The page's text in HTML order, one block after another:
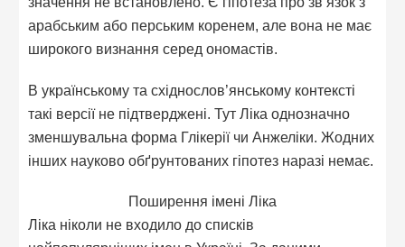
арабським або перським коренем, але вона не має
широкого визнання серед ономастів.
В українському та східнослов’янському контексті
такі версії не підтверджені. Тут Ліка однозначно
зменшувальна форма Глікерії чи Анжеліки. Жодних
інших науково обґрунтованих гіпотез наразі немає.
Поширення імені Ліка
Ліка ніколи не входило до списків